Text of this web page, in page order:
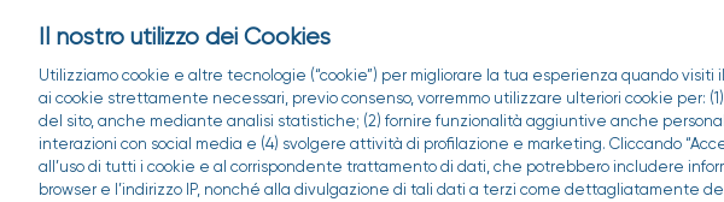
Scopri Qui
Il nostro utilizzo dei Cookies
Utilizziamo cookie e altre tecnologie (“cookie”) per migliorare la tua esperienza quando visiti
ai cookie strettamente necessari, previo consenso, vorremmo utilizzare ulteriori cookie per:
del sito, anche mediante analisi statistiche; (2) fornire funzionalità aggiuntive anche
interazioni con social media e (4) svolgere attività di profilazione e marketing. Cliccando
all’uso di tutti i cookie e al corrispondente trattamento di dati, che potrebbero includere
browser e l’indirizzo IP, nonché alla divulgazione di tali dati a terzi come dettagliatamente